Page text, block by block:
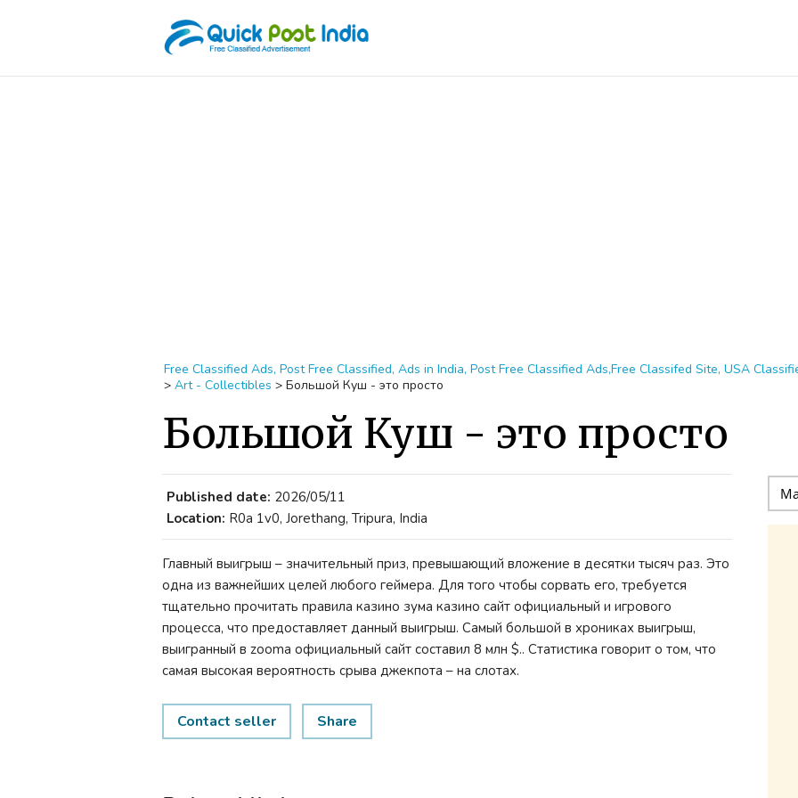
Free Classified Ads, Post Free Classified, Ads in India, Post Free Classified Ads,Free Classifed Site, USA
> Art - Collectibles > Большой Куш - это просто
Большой Куш - это просто
Published date: 2026/05/11
Location: R0a 1v0, Jorethang, Tripura, India
Главный выигрыш – значительный приз, превышающий вложение в десятки тысяч раз. Это
одна из важнейших целей любого геймера. Для того чтобы сорвать его, требуется
тщательно прочитать правила казино зума казино сайт официальный и игрового
процесса, что предоставляет данный выигрыш. Самый большой в хрониках выигрыш,
выигранный в zooma официальный сайт составил 8 млн $.. Статистика говорит о том, что
самая высокая вероятность срыва джекпота – на слотах.
Contact seller Share